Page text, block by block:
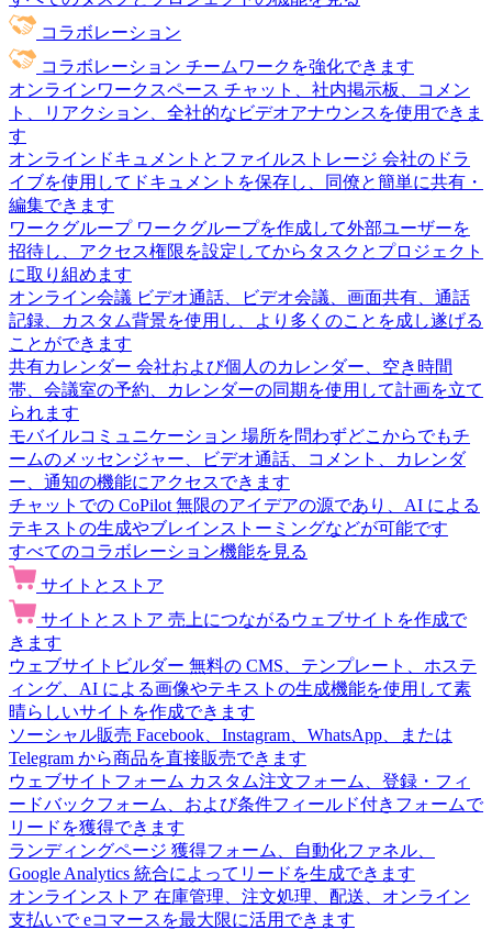
コラボレーション
コラボレーション チームワークを強化できます
オンラインワークスペース チャット、社内掲示板、コメン
ト、リアクション、全社的なビデオアナウンスを使用できま
す
オンラインドキュメントとファイルストレージ 会社のドラ
イブを使用してドキュメントを保存し、同僚と簡単に共有・
編集できます
ワークグループ ワークグループを作成して外部ユーザーを
招待し、アクセス権限を設定してからタスクとプロジェクト
に取り組めます
オンライン会議 ビデオ通話、ビデオ会議、画面共有、通話
記録、カスタム背景を使用し、より多くのことを成し遂げる
ことができます
共有カレンダー 会社および個人のカレンダー、空き時間
帯、会議室の予約、カレンダーの同期を使用して計画を立て
られます
モバイルコミュニケーション 場所を問わずどこからでもチ
ームのメッセンジャー、ビデオ通話、コメント、カレンダ
ー、通知の機能にアクセスできます
チャットでの CoPilot 無限のアイデアの源であり、AI による
テキストの生成やブレインストーミングなどが可能です
すべてのコラボレーション機能を見る
サイトとストア
サイトとストア 売上につながるウェブサイトを作成で
きます
ウェブサイトビルダー 無料の CMS、テンプレート、ホステ
ィング、AI による画像やテキストの生成機能を使用して素
晴らしいサイトを作成できます
ソーシャル販売 Facebook、Instagram、WhatsApp、または
Telegram から商品を直接販売できます
ウェブサイトフォーム カスタム注文フォーム、登録・フィ
ードバックフォーム、および条件フィールド付きフォームで
リードを獲得できます
ランディングページ 獲得フォーム、自動化ファネル、
Google Analytics 統合によってリードを生成できます
オンラインストア 在庫管理、注文処理、配送、オンライン
支払いで eコマースを最大限に活用できます